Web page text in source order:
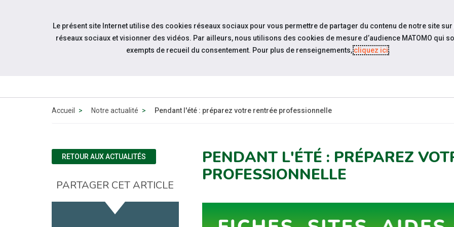
Aller au contenu
ESPACE
ESPACE
Accueil Notre actualité Pendant l'été : préparez votre rentrée professionnelle
PENDANT L'ÉTÉ : PRÉPAREZ
PROFESSIONNELLE
RETOUR AUX ACTUALITÉS
PARTAGER CET ARTICLE
Le présent site Internet utilise des cookies réseaux sociaux pour vous permettre de partager du contenu de notre site sur
réseaux sociaux et visionner des vidéos. Par ailleurs, nous utilisons des cookies de mesure d’audience MATOMO qui
exempts de recueil du consentement. Pour plus de renseignements,cliquez ici.